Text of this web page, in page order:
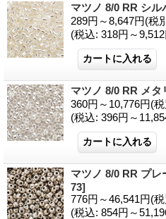
マツノ 8/0 RR シル
289円～8,647円(税
(税込: 318円～
マツノ 8/0 RR メタ
360円～10,776円(
(税込: 396円～
マツノ 8/0 RR プ
73]
776円～46,541円(
(税込: 854円～